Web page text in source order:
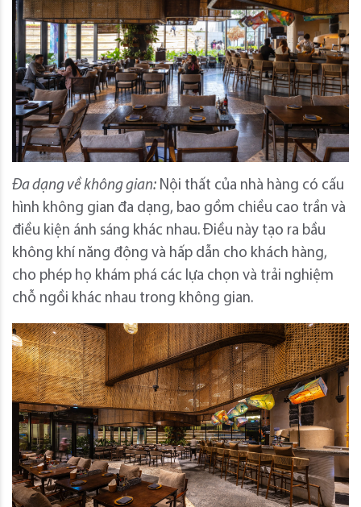
Đa dạng về không gian: Nội thất của nhà hàng có cấu
hình không gian đa dạng, bao gồm chiều cao trần và
điều kiện ánh sáng khác nhau. Điều này tạo ra bầu
không khí năng động và hấp dẫn cho khách hàng,
cho phép họ khám phá các lựa chọn và trải nghiệm
chỗ ngồi khác nhau trong không gian.